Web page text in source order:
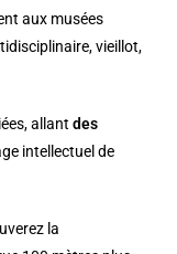
aux musées
vieillot,
allantdes
intellectuel de
la